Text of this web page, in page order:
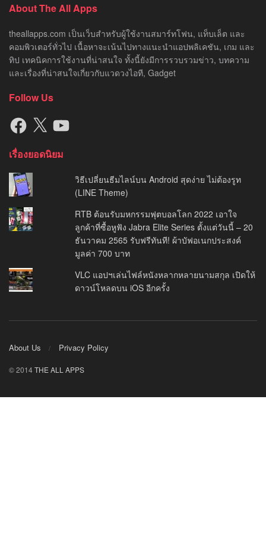
About The All Apps
theallapps.com เป็นเว็บสำหรับผู้ใช้งานสมาร์ทโฟน, แท็บเล็ต และ
คอมพิวเตอร์ทั่วไป เนื้อหาจะเน้นไปทางแนะนำแอปพลิเคชัน, เกม และ
ทิป เทคนิคการใช้งานที่น่าสนใจ ทั้งนี้ยังมีการรวบรวมข่าว, บทความ
และเรื่องที่น่าสนใจเกี่ยวกับแวดวงไอที, Gadget
Follow Us
Facebook
X YouTube
เรื่องยอดนิยม
วิธีเปลี่ยนธีมไลน์บน Android สุดง่าย ไม่ต้องรูท
(LINE Theme)
RTB ต้อนรับมหกรรมฟุตบอลโลก 2022 เอาใจ
ลูกค้าที่ซื้อหูฟัง Jabra Elite Series ตั้งแต่วันนี้ – 20
ธันวาคม 2565 รับฟรีทันที! ผ้าบัฟอเนกประสงค์
มูลค่า 700 บาท
VLC แอปฯเล่นไฟล์หนังหลากหลายนามสกุล เปิดให้
ดาวน์โหลดบน iOS อีกครั้ง
About Us Privacy Policy
© 2014THE ALL APPS